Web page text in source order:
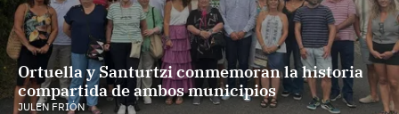
Ortuella y Santurtzi conmemoran la historia
compartida de ambos municipios
JULEN FRIÓN